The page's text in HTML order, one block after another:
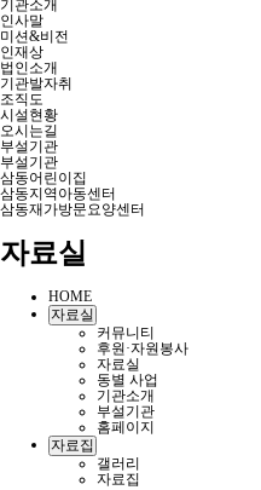
기관소개
인사말
미션&비전
인재상
법인소개
기관발자취
조직도
시설현황
오시는길
부설기관
부설기관
삼동어린이집
삼동지역아동센터
삼동재가방문요양센터
자료실
HOME
자료실
커뮤니티
후원·자원봉사
자료실
동별 사업
기관소개
부설기관
홈페이지
자료집
갤러리
자료집